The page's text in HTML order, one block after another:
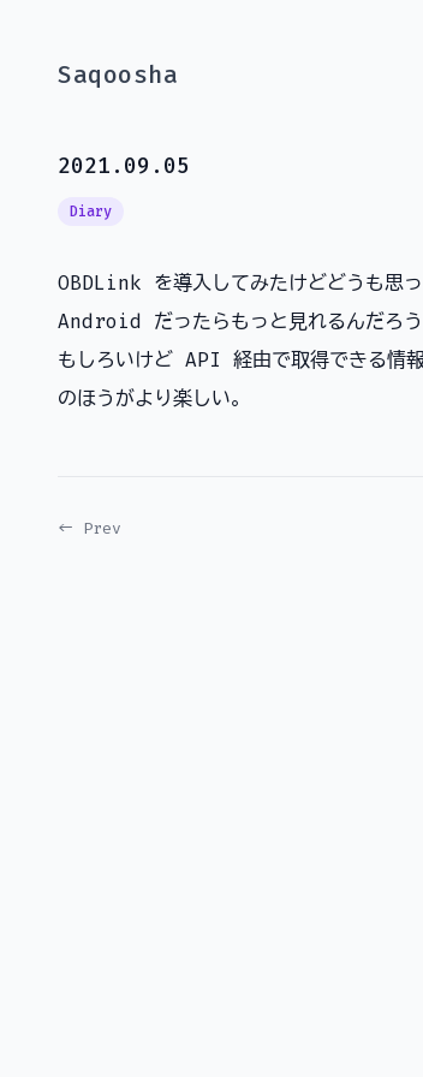
Saqoosha
2021.09.05
Diary
OBDLink を導入してみたけどどうも思
Android だったらもっと見れるんだろう
もしろいけど API 経由で取得できる情
のほうがより楽しい。
← Prev